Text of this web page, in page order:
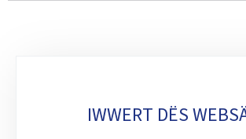
IWWERT DËS